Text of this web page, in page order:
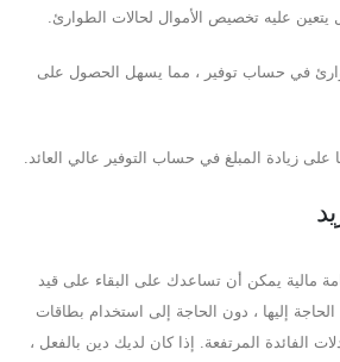
يتعين عليه تخصيص الأموال لحالات الطوارئ.
في حساب توفير ، مما يسهل الحصول على
زيادة المبلغ في حساب التوفير عالي العائد.
مالية يمكن أن تساعدك على البقاء على قيد
إليها ، دون الحاجة إلى استخدام بطاقات
الفائدة المرتفعة. إذا كان لديك دين بالفعل ،